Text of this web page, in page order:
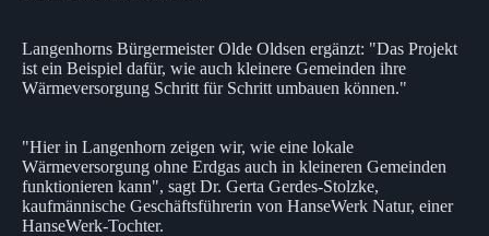
Langenhorns Bürgermeister Olde Oldsen ergänzt: "Das Projekt
ist ein Beispiel dafür, wie auch kleinere Gemeinden ihre
Wärmeversorgung Schritt für Schritt umbauen können."
"Hier in Langenhorn zeigen wir, wie eine lokale
Wärmeversorgung ohne Erdgas auch in kleineren Gemeinden
funktionieren kann", sagt Dr. Gerta Gerdes-Stolzke,
kaufmännische Geschäftsführerin von HanseWerk Natur, einer
HanseWerk-Tochter.